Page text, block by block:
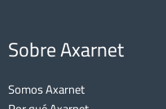
Sobre Axarnet
Somos Axarnet